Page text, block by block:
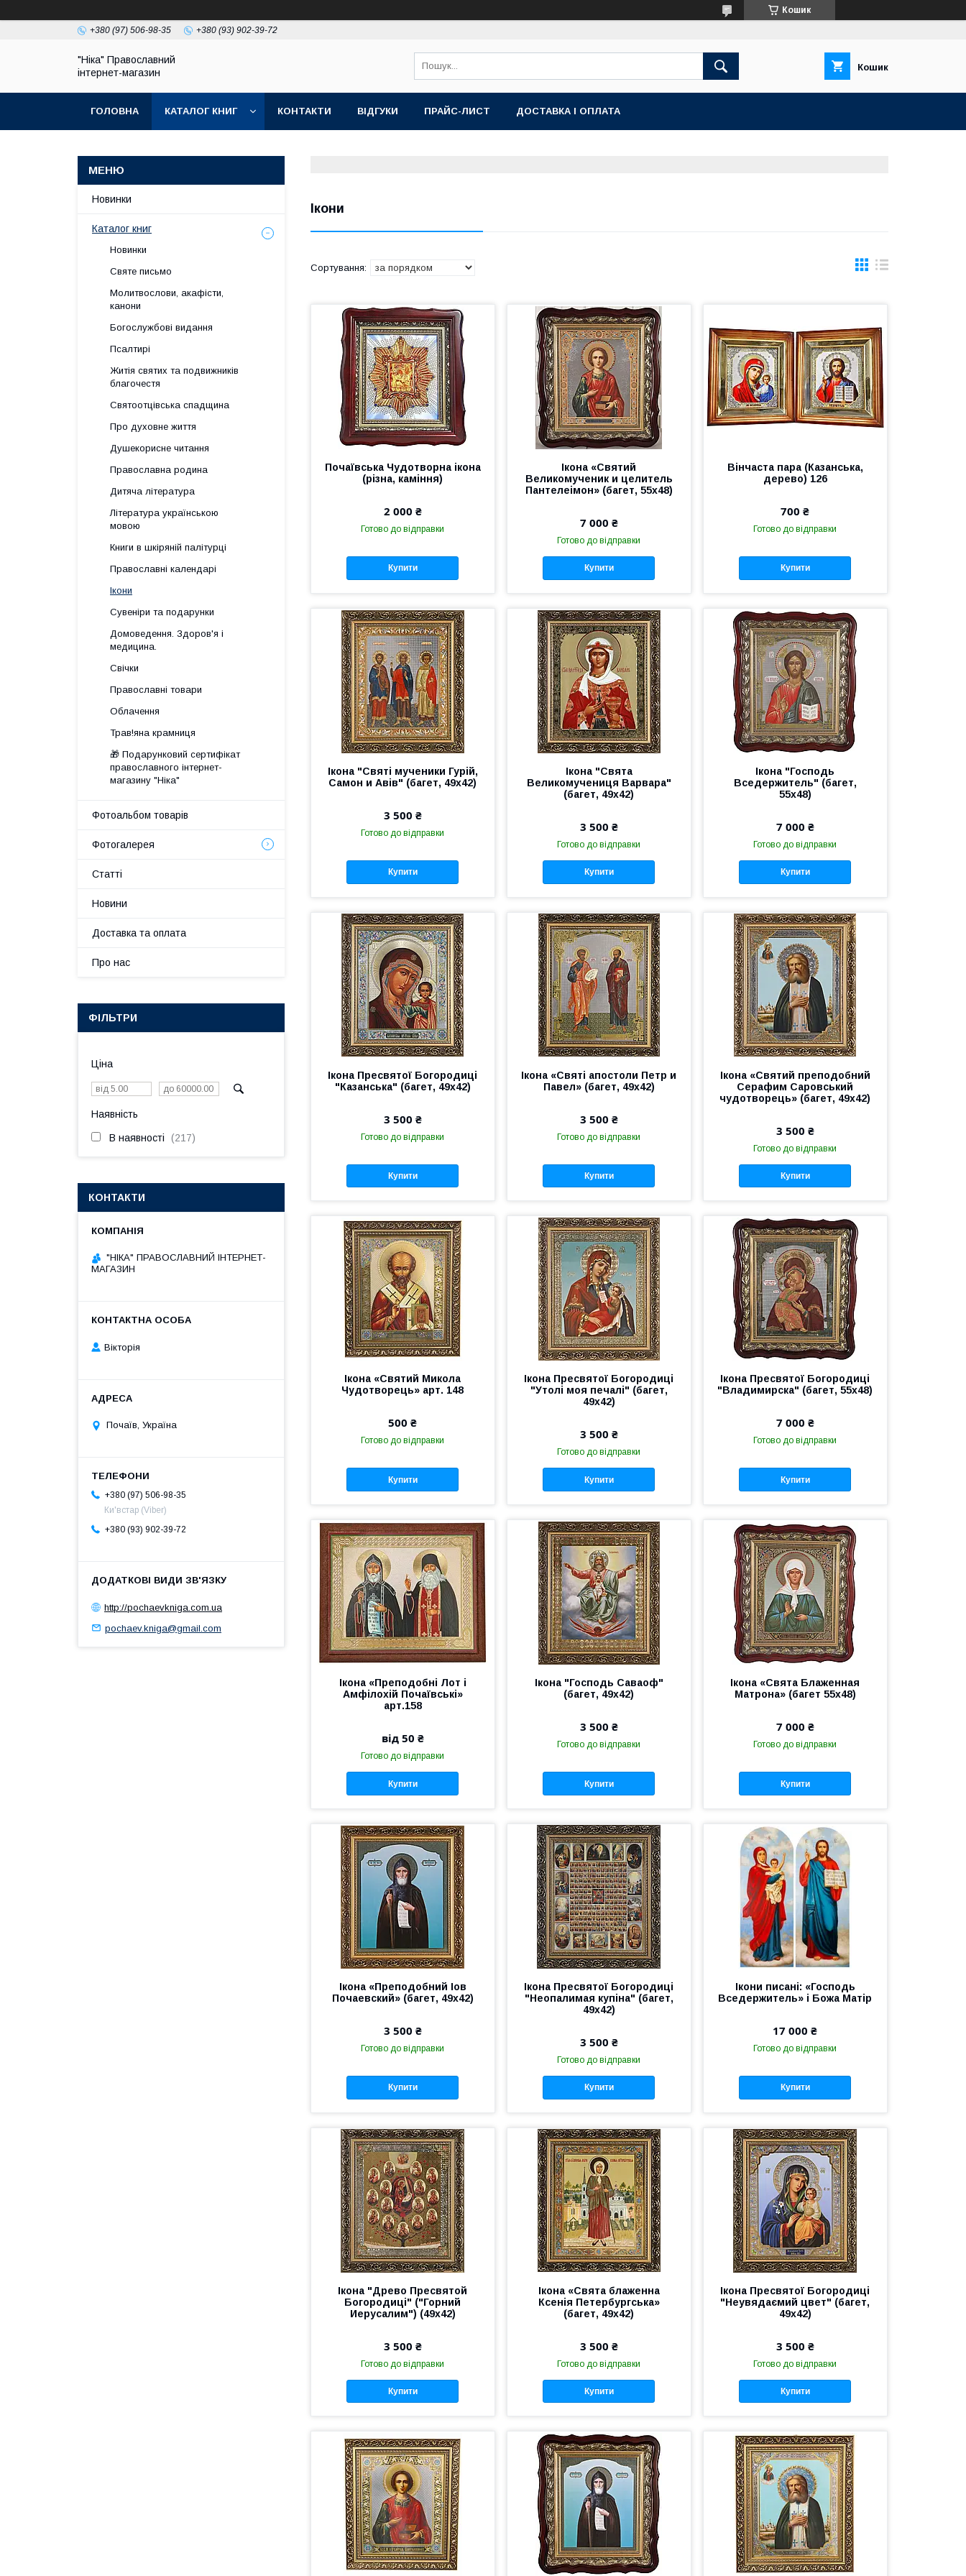
Кошик
+380 (97) 506-98-35 +380 (93) 902-39-72
"Ніка" Православний
інтернет-магазин
Кошик
ГОЛОВНА КАТАЛОГ КНИГ КОНТАКТИ ВІДГУКИ ПРАЙС-ЛИСТ ДОСТАВКА І ОПЛАТА
Ікони
Почаївська Чудотворна ікона
(різна, каміння)
2 000 ₴
Готово до відправки
Купити
Ікона «Святий
Великомученик и целитель
Пантелеімон» (багет, 55х48)
7 000 ₴
Готово до відправки
Купити
Вінчаста пара (Казанська,
дерево) 126
700 ₴
Готово до відправки
Купити
Ікона "Святі мученики Гурій,
Самон и Авів" (багет, 49х42)
3 500 ₴
Готово до відправки
Купити
Ікона "Свята
Великомучениця Варвара"
(багет, 49х42)
3 500 ₴
Готово до відправки
Купити
Ікона "Господь
Вседержитель" (багет,
55х48)
7 000 ₴
Готово до відправки
Купити
Ікона Пресвятої Богородиці
"Казанська" (багет, 49х42)
3 500 ₴
Готово до відправки
Купити
Ікона «Святі апостоли Петр и
Павел» (багет, 49х42)
3 500 ₴
Готово до відправки
Купити
Ікона «Святий преподобний
Серафим Саровський
чудотворець» (багет, 49х42)
3 500 ₴
Готово до відправки
Купити
Ікона «Святий Микола
Чудотворець» арт. 148
500 ₴
Готово до відправки
Купити
Ікона Пресвятої Богородиці
"Утолі моя печалі" (багет,
49х42)
3 500 ₴
Готово до відправки
Купити
Ікона Пресвятої Богородиці
"Владимирска" (багет, 55х48)
7 000 ₴
Готово до відправки
Купити
Ікона «Преподобні Лот і
Амфілохій Почаївські»
арт.158
від 50 ₴
Готово до відправки
Купити
Ікона "Господь Саваоф"
(багет, 49х42)
3 500 ₴
Готово до відправки
Купити
Ікона «Свята Блаженная
Матрона» (багет 55х48)
7 000 ₴
Готово до відправки
Купити
Ікона «Преподобний Іов
Почаевский» (багет, 49х42)
3 500 ₴
Готово до відправки
Купити
Ікона Пресвятої Богородиці
"Неопалимая купіна" (багет,
49х42)
3 500 ₴
Готово до відправки
Купити
Ікони писані: «Господь
Вседержитель» і Божа Матір
17 000 ₴
Готово до відправки
Купити
Ікона "Древо Пресвятой
Богородиці" ("Горний
Иерусалим") (49х42)
3 500 ₴
Готово до відправки
Купити
Ікона «Свята блаженна
Ксенія Петербургська»
(багет, 49х42)
3 500 ₴
Готово до відправки
Купити
Ікона Пресвятої Богородиці
"Неувядаємий цвет" (багет,
49х42)
3 500 ₴
Готово до відправки
Купити
Новинки
Каталог книг
Новинки
Святе письмо
Молитвослови, акафісти,
канони
Богослужбові видання
Псалтирі
Житія святих та подвижників
благочестя
Святоотцівська спадщина
Про духовне життя
Душекорисне читання
Православна родина
Дитяча література
Література українською
мовою
Книги в шкіряній палітурці
Православні календарі
Ікони
Сувеніри та подарунки
Домоведення. Здоров'я і
медицина.
Свічки
Православні товари
Облачення
Трав!яна крамниця
🎁 Подарунковий сертифікат
православного інтернет-
магазину "Ніка"
Фотоальбом товарів
Фотогалерея
Статті
Новини
Доставка та оплата
Про нас
ФІЛЬТРИ
Ціна
Наявність
В наявності 217
КОНТАКТИ
"НІКА" ПРАВОСЛАВНИЙ ІНТЕРНЕТ-
МАГАЗИН
Вікторія
Почаїв, Україна
+380 (97) 506-98-35
Ки'встар (Viber)
+380 (93) 902-39-72
http://pochaevkniga.com.ua
pochaev.kniga@gmail.com